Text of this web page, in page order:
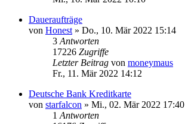
Daueraufträge
von Honest » Do., 10. Mär 2022 15:14
3 Antworten
17226 Zugriffe
Letzter Beitrag von moneymaus
Fr., 11. Mär 2022 14:12
Deutsche Bank Kreditkarte
von starfalcon » Mi., 02. Mär 2022 17:40
1 Antworten